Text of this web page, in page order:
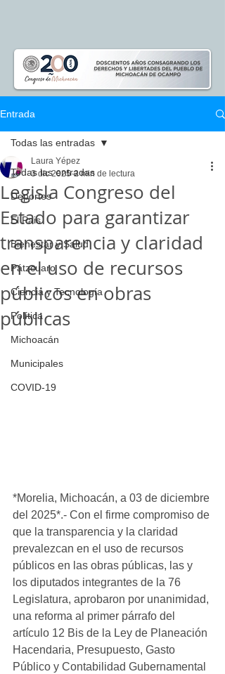
Entrada
Todas las entradas
Deportes
El Pais
Bienestar y Salud
Pátzcuaro
Ciencia y Tecnología
Política
Michoacán
Municipales
COVID-19
Todas las entradas
Legisla Congreso del
Estado para garantizar
transparencia y claridad
en el uso de recursos
públicos en obras
públicas
Laura Yépez
3 dic 2025 2 min de lectura
*Morelia, Michoacán, a 03 de diciembre
del 2025*.- Con el firme compromiso de
que la transparencia y la claridad
prevalezcan en el uso de recursos
públicos en las obras públicas, las y
los diputados integrantes de la 76
Legislatura, aprobaron por unanimidad,
una reforma al primer párrafo del
artículo 12 Bis de la Ley de Planeación
Hacendaria, Presupuesto, Gasto
Público y Contabilidad Gubernamental